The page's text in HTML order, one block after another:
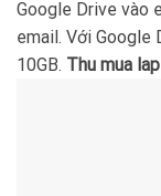
Google Drive vào
email. Với
10GB. Thu mua